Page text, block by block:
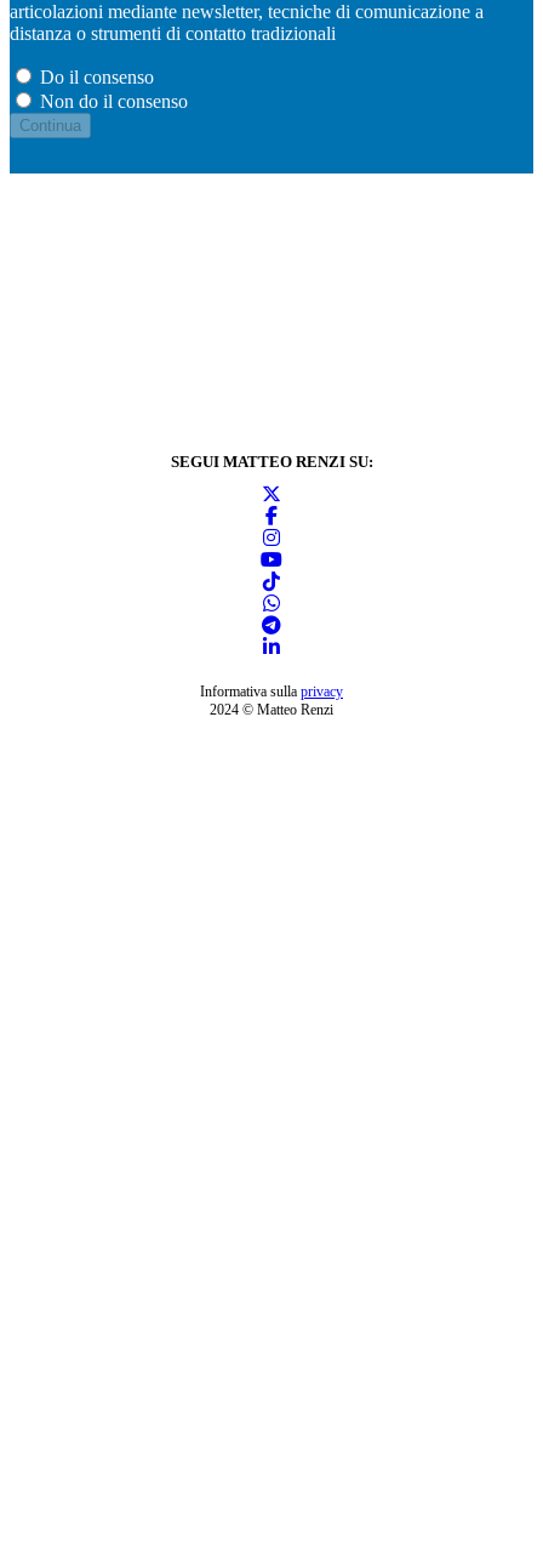
articolazioni mediante newsletter, tecniche di comunicazione a
distanza o strumenti di contatto tradizionali
Do il consenso
Non do il consenso
SEGUI MATTEO RENZI SU:
Informativa sulla privacy
2024 © Matteo Renzi